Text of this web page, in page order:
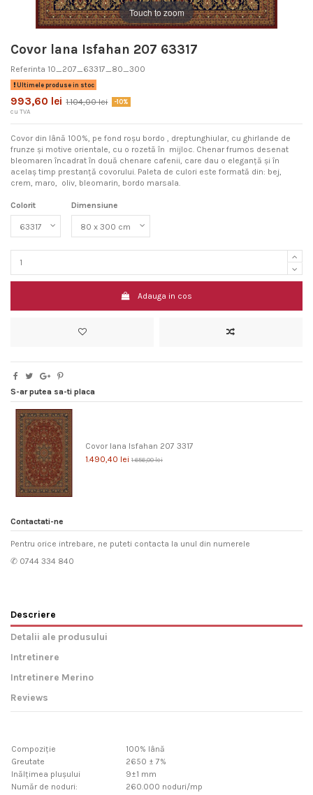
Touch to zoom
Covor lana Isfahan 207 63317
Referinta 10_207_63317_80_300
Ultimele produse in stoc
993,60 lei 1.104,00 lei -10%
cu TVA
Covor din lână 100%, pe fond roșu bordo , dreptunghiular, cu ghirlande de
frunze și motive orientale, cu o rozetă în mijloc. Chenar frumos desenat
bleomaren încadrat în două chenare cafenii, care dau o eleganță și în
acelaș timp prestanță covorului. Paleta de culori este formată din: bej,
crem, maro, oliv, bleomarin, bordo marsala.
Colorit Dimensiune
Adauga in cos
S-ar putea sa-ti placa
Covor lana Isfahan 207 3317
1.490,40 lei 1.656,00 lei
Contactati-ne
Pentru orice intrebare, ne puteti contacta la unul din numerele
✆ 0744 334 840
Descriere
Detalii ale produsului
Intretinere
Intretinere Merino
Reviews
Compoziție
100% lână
Greutate
2650 ± 7%
Inălțimea plușului
9±1 mm
Număr de noduri:
260.000 noduri/mp